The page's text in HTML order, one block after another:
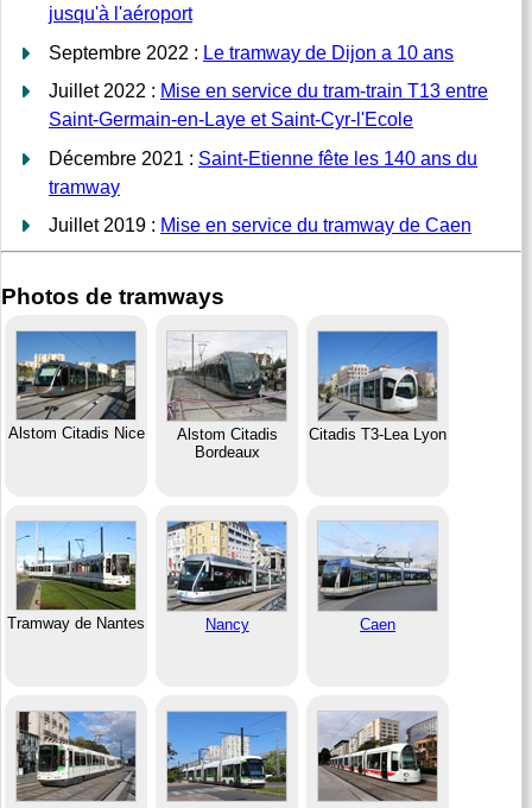
jusqu'à l'aéroport
Septembre 2022 : Le tramway de Dijon a 10 ans
Juillet 2022 : Mise en service du tram-train T13 entre
Saint-Germain-en-Laye et Saint-Cyr-l'Ecole
Décembre 2021 : Saint-Etienne fête les 140 ans du
tramway
Juillet 2019 : Mise en service du tramway de Caen
Photos de tramways
Alstom Citadis Nice
Alstom Citadis
Bordeaux
Citadis T3-Lea Lyon
Tramway de Nantes Nancy Caen